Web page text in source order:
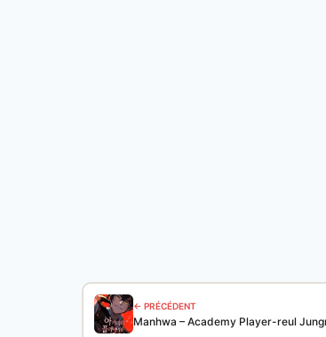
← PRÉCÉDENT
Manhwa – Academy Player-reul